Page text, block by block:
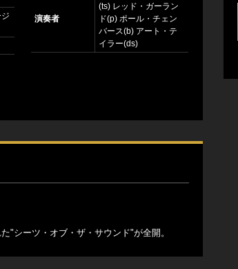
演奏者
(ts) レッド・ガーラン
ド(p) ポール・チェン
バース(b) アート・テ
イラー(ds)
"シーツ・オブ・ザ・サウンド"が全開。